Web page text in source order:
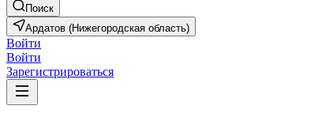
Поиск
Ардатов (Нижегородская область)
Войти
Войти
Зарегистрироваться